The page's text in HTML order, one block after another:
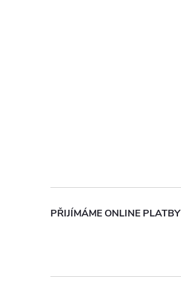
PŘIJÍMÁME ONLINE PLATBY